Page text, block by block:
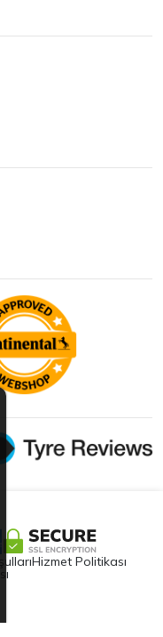
Hizmet Politikası